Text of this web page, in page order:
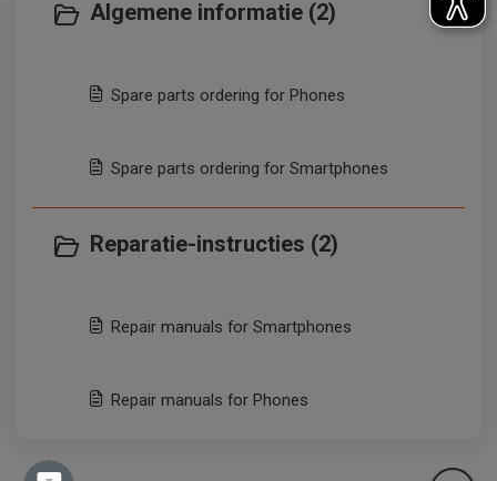
Algemene informatie (2)
Spare parts ordering for Phones
Spare parts ordering for Smartphones
Reparatie-instructies (2)
Repair manuals for Smartphones
Repair manuals for Phones